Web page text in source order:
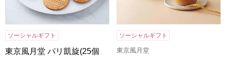
ソーシャルギフト
東京風月堂 パリ凱旋(25個
ソーシャルギフト
東京風月堂